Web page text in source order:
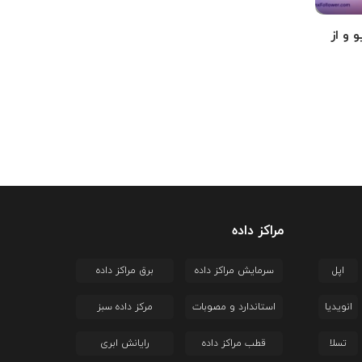
و از
اپل
انویدیا
تسلا
مراکز داده
سرمایش مراکز داده برق مراکز داده
استاندارد و مصوبات مرکز داده سبز
قطب مراکز داده رایانش ابری